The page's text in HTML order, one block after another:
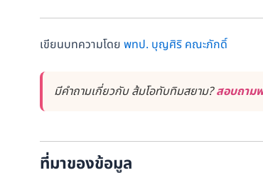
เขียนบทความโดย พทป. บุญศิริ คณะภักดิ์
มีคำถามเกี่ยวกับ ส้มโอทับทิมสยาม?สอบถาม
ที่มาของข้อมูล